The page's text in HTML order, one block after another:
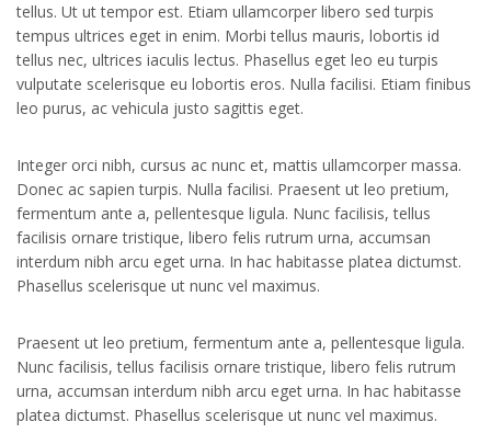
tellus. Ut ut tempor est. Etiam ullamcorper libero sed turpis
tempus ultrices eget in enim. Morbi tellus mauris, lobortis id
tellus nec, ultrices iaculis lectus. Phasellus eget leo eu turpis
vulputate scelerisque eu lobortis eros. Nulla facilisi. Etiam finibus
leo purus, ac vehicula justo sagittis eget.
Integer orci nibh, cursus ac nunc et, mattis ullamcorper massa.
Donec ac sapien turpis. Nulla facilisi. Praesent ut leo pretium,
fermentum ante a, pellentesque ligula. Nunc facilisis, tellus
facilisis ornare tristique, libero felis rutrum urna, accumsan
interdum nibh arcu eget urna. In hac habitasse platea dictumst.
Phasellus scelerisque ut nunc vel maximus.
Praesent ut leo pretium, fermentum ante a, pellentesque ligula.
Nunc facilisis, tellus facilisis ornare tristique, libero felis rutrum
urna, accumsan interdum nibh arcu eget urna. In hac habitasse
platea dictumst. Phasellus scelerisque ut nunc vel maximus.